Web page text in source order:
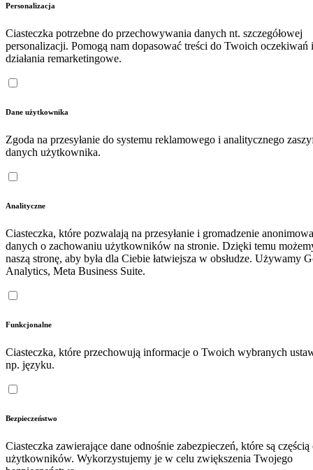
Personalizacja
Ciasteczka potrzebne do przechowywania danych nt. szczegółowej
personalizacji. Pomogą nam dopasować treści do Twoich oczekiwań
działania remarketingowe.
Dane użytkownika
Zgoda na przesyłanie do systemu reklamowego i analitycznego
danych użytkownika.
Analityczne
Ciasteczka, które pozwalają na przesyłanie i gromadzenie
danych o zachowaniu użytkowników na stronie. Dzięki temu
naszą stronę, aby była dla Ciebie łatwiejsza w obsłudze. Używamy
Analytics, Meta Business Suite.
Funkcjonalne
Ciasteczka, które przechowują informacje o Twoich wybranych
np. języku.
Bezpieczeństwo
Ciasteczka zawierające dane odnośnie zabezpieczeń, które są
użytkowników. Wykorzystujemy je w celu zwiększenia Twojego